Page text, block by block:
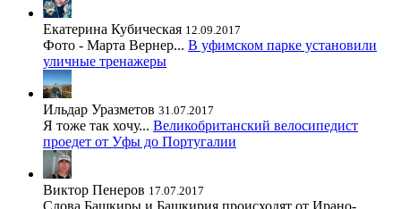
Екатерина Кубическая 12.09.2017
Фото - Марта Вернер... В уфимском парке установили
уличные тренажеры
Ильдар Уразметов 31.07.2017
Я тоже так хочу... Великобританский велосипедист
проедет от Уфы до Португалии
Виктор Пенеров 17.07.2017